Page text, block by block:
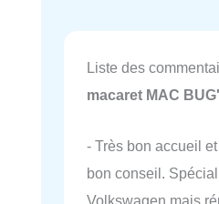
Liste des
macaret MAC
- Très bon accueil
bon conseil.
Volkswagen mais